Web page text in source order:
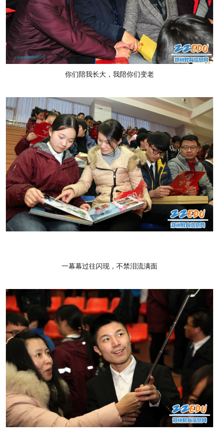
你们陪我长大，我陪你们变老
一幕幕过往闪现，不禁泪流满面